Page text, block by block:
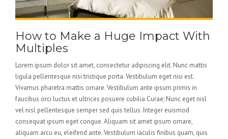
How to Make a Huge Impact With
Multiples
Lorem ipsum dolor sit amet, consectetur adipiscing elit. Nunc mattis
ligula pellentesque nisi tristique porta. Vestibulum eget nisi est.
Vivamus pharetra mattis ornare. Vestibulum ante ipsum primis in
faucibus orci luctus et ultrices posuere cubilia Curae; Nunc eget nisl
vel nisl pellentesque semper sed quis tellus. Integer euismod
consequat ipsum eget congue. Aliquam sit amet ipsum ornare,
aliquam arcu eu, eleifend ante. Vestibulum iaculis finibus quam, quis